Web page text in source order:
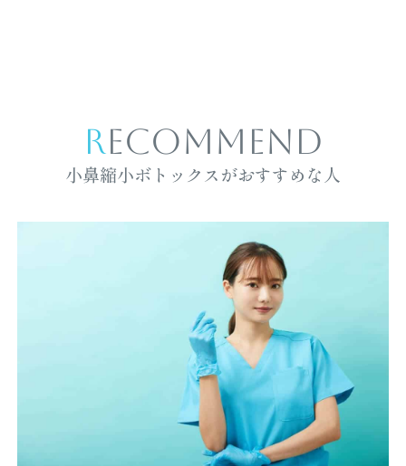
RECOMMEND
小鼻縮小ボトックスがおすすめな人